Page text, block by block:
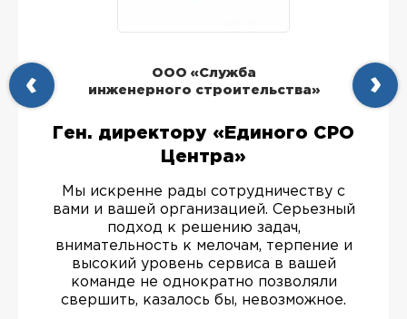
ООО «Служба
инженерного строительства»
Ген. директору «Единого СРО
Центра»
Мы искренне рады сотрудничеству с
вами и вашей организацией. Серьезный
подход к решению задач,
внимательность к мелочам, терпение и
высокий уровень сервиса в вашей
команде не однократно позволяли
свершить, казалось бы, невозможное.